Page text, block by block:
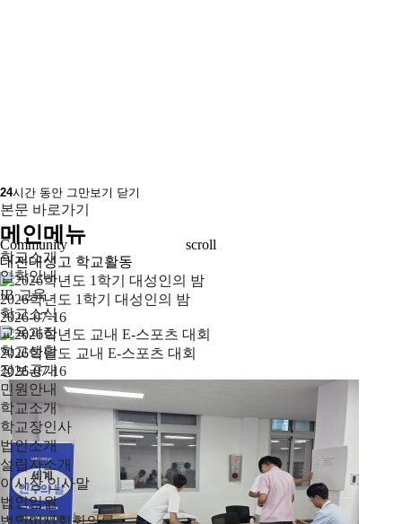
24시간 동안 그만보기 닫기
본문 바로가기
메인메뉴
학교소개
입학안내
IB 교육
학교소식
교육과정
학교생활
정보공개
민원안내
학교소개
학교장인사
법인소개
설립자소개
이사장 인사말
법인임원
법인이사회회의록
scroll
Community
대전대성고 학교활동
2026학년도 1학기 대성인의 밤
2026-07-16
2026학년도 교내 E-스포츠 대회
2026-07-16